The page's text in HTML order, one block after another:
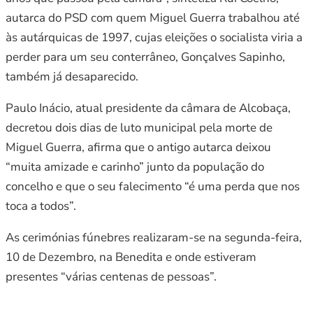
autarca do PSD com quem Miguel Guerra trabalhou até
às autárquicas de 1997, cujas eleições o socialista viria a
perder para um seu conterrâneo, Gonçalves Sapinho,
também já desaparecido.
Paulo Inácio, atual presidente da câmara de Alcobaça,
decretou dois dias de luto municipal pela morte de
Miguel Guerra, afirma que o antigo autarca deixou
“muita amizade e carinho” junto da população do
concelho e que o seu falecimento “é uma perda que nos
toca a todos”.
As cerimónias fúnebres realizaram-se na segunda-feira,
10 de Dezembro, na Benedita e onde estiveram
presentes “várias centenas de pessoas”.